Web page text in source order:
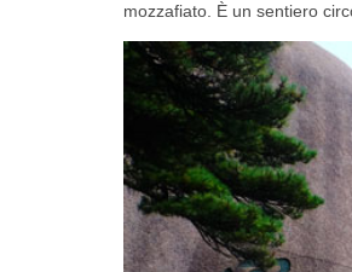
mozzafiato. È un sentiero